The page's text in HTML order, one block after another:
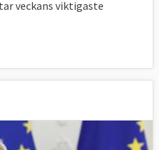
veckans viktigaste